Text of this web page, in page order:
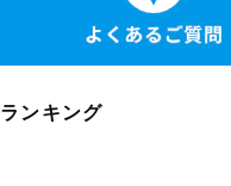
ランキング